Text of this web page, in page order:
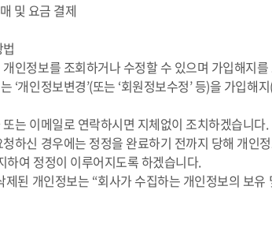
및 요금 결제
인정보를 조회하거나 수정할 수 있으며 가입해지
‘개인정보변경’(또는 ‘회원정보수정’ 등)을 가입
는 이메일로 연락하시면 지체없이 조치하겠습니다.
하신 경우에는 정정을 완료하기 전까지 당해 개
여 정정이 이루어지도록 하겠습니다.
된 개인정보는 “회사가 수집하는 개인정보의 보